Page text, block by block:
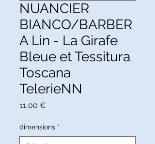
NUANCIER
BIANCO/BARBER
A Lin - La Girafe
Bleue et Tessitura
Toscana
TelerieNN
11,00 €
dimensions *